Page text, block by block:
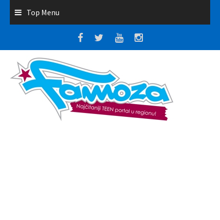
Top Menu